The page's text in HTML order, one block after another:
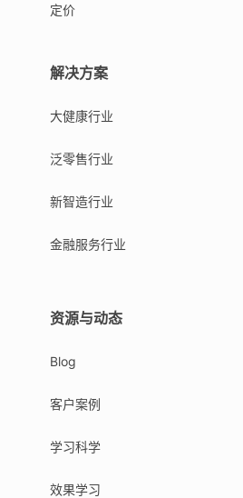
定价
解决方案
大健康行业
泛零售行业
新智造行业
金融服务行业
资源与动态
Blog
客户案例
学习科学
效果学习